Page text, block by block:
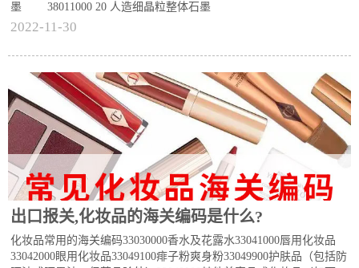
墨 38011000 20 人造细晶粒整体石墨
2022-11-30
出口报关,化妆品的海关编码是什么?
化妆品常用的海关编码33030000香水及花露水33041000唇用化妆品
33042000眼用化妆品33049100痱子粉爽身粉33049900护肤品（包括防